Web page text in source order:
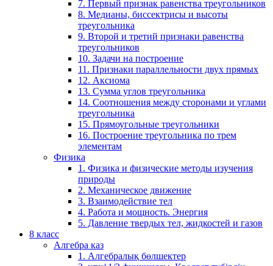
7. Первый признак равенства треугольников
8. Медианы, биссектрисы и высоты
треугольника
9. Второй и третий признаки равенства
треугольников
10. Задачи на построение
11. Признаки параллельности двух прямых
12. Аксиома
13. Сумма углов треугольника
14. Соотношения между сторонами и углами
треугольника
15. Прямоугольные треугольники
16. Построение треугольника по трем
элементам
Физика
1. Физика и физические методы изучения
природы
2. Механическое движение
3. Взаимодействие тел
4. Работа и мощность. Энергия
5. Давление твердых тел, жидкостей и газов
8 класс
Алгебра каз
1. Алгебралық бөлшектер